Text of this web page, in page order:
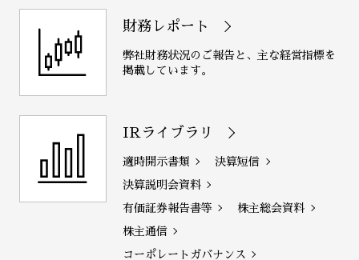
財務レポート
弊社財務状況のご報告と、主な経営指標を
掲載しています。
IRライブラリ
適時開示書類 決算短信
決算説明会資料
有価証券報告書等 株主総会資料
株主通信
コーポレートガバナンス